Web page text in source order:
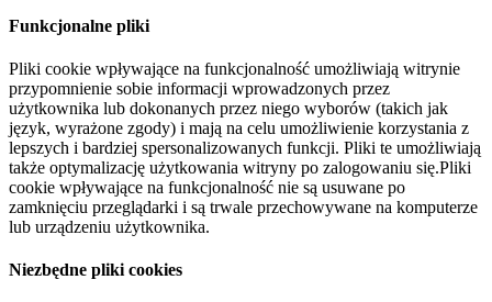
Funkcjonalne pliki
Pliki cookie wpływające na funkcjonalność umożliwiają witrynie
przypomnienie sobie informacji wprowadzonych przez
użytkownika lub dokonanych przez niego wyborów (takich jak
język, wyrażone zgody) i mają na celu umożliwienie korzystania z
lepszych i bardziej spersonalizowanych funkcji. Pliki te umożliwiają
także optymalizację użytkowania witryny po zalogowaniu się.Pliki
cookie wpływające na funkcjonalność nie są usuwane po
zamknięciu przeglądarki i są trwale przechowywane na komputerze
lub urządzeniu użytkownika.
Niezbędne pliki cookies